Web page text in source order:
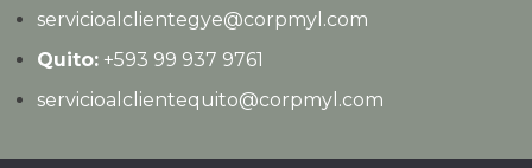
servicioalclientegye@corpmyl.com
Quito:+593 99 937 9761
servicioalclientequito@corpmyl.com